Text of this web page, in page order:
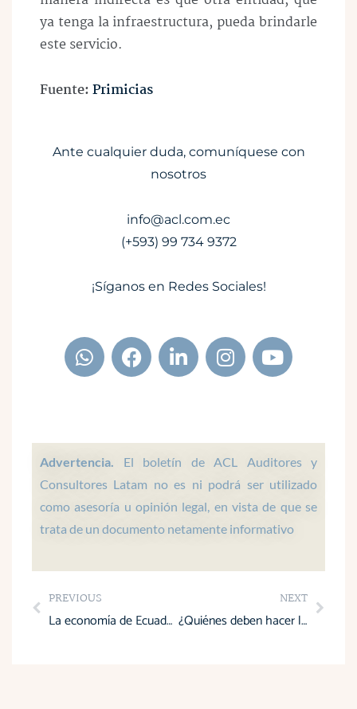
ya tenga la infraestructura, pueda brindarle
este servicio.
Fuente:Primicias
Ante cualquier duda, comuníquese con
nosotros
info@acl.com.ec
(+593) 99 734 9372
¡Síganos en Redes Sociales!
W
h
a
a
p
p
F
a
c
o
o
k
L
i
n
d
i
n
I
n
s
g
r
a
m
Y
o
u
b
e
Advertencia. El boletín de ACL Auditores y
Consultores Latam no es ni podrá ser utilizado
como asesoría u opinión legal, en vista de que se
trata de un documento netamente informativo
Prev
PREVIOUS
La economía de Ecuador decreció en 2024, según multilaterales, ¿qué le espera al país en 2025?
NEXT
¿Quiénes deben hacer la declaración semestral del IVA en enero de 2025?